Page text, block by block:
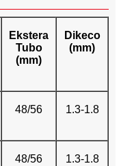
Ekstera
Tubo
(mm)
Dikeco
(mm)
48/56 1.3-1.8
48/56 1.3-1.8